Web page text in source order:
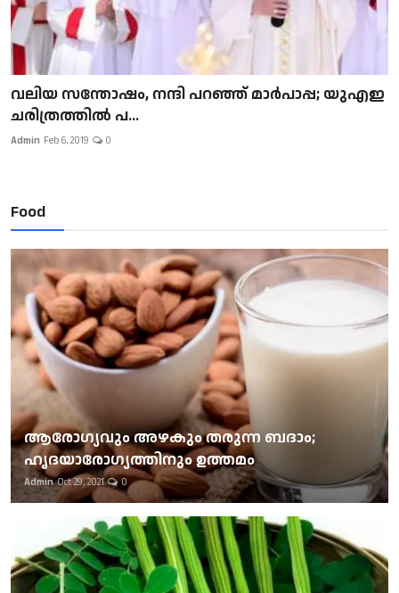
വലിയ സന്തോഷം, നന്ദി പറഞ്ഞ് മാർപാപ്പ; യുഎഇ
ചരിത്രത്തിൽ പ...
Admin Feb 6, 2019 0
Food
ആരോഗ്യവും അഴകും തരുന്ന ബദാം;
ഹൃദയാരോഗ്യത്തിനും ഉത്തമം
Admin Oct 29, 2021 0